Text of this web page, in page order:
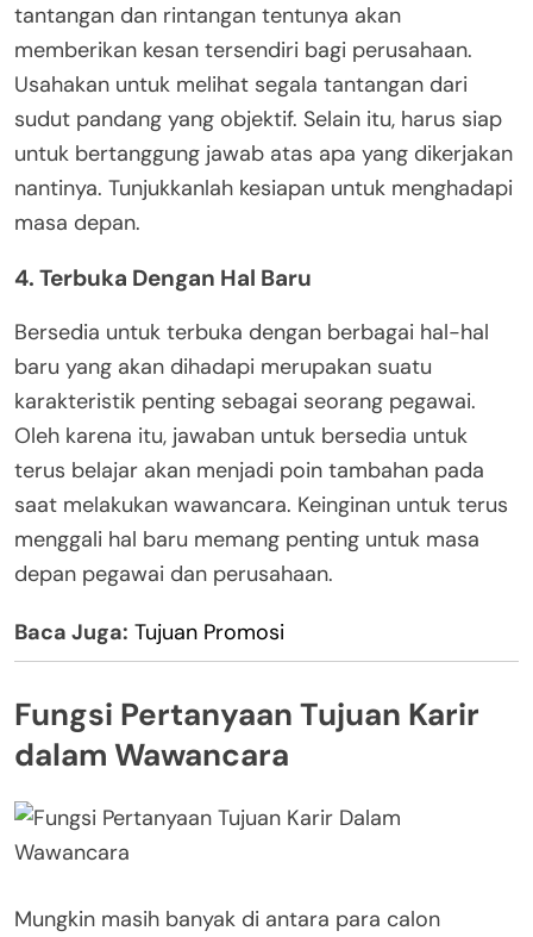
tantangan dan rintangan tentunya akan
memberikan kesan tersendiri bagi perusahaan.
Usahakan untuk melihat segala tantangan dari
sudut pandang yang objektif. Selain itu, harus siap
untuk bertanggung jawab atas apa yang dikerjakan
nantinya. Tunjukkanlah kesiapan untuk menghadapi
masa depan.
4. Terbuka Dengan Hal Baru
Bersedia untuk terbuka dengan berbagai hal-hal
baru yang akan dihadapi merupakan suatu
karakteristik penting sebagai seorang pegawai.
Oleh karena itu, jawaban untuk bersedia untuk
terus belajar akan menjadi poin tambahan pada
saat melakukan wawancara. Keinginan untuk terus
menggali hal baru memang penting untuk masa
depan pegawai dan perusahaan.
Baca Juga: Tujuan Promosi
Fungsi Pertanyaan Tujuan Karir
dalam Wawancara
Mungkin masih banyak di antara para calon